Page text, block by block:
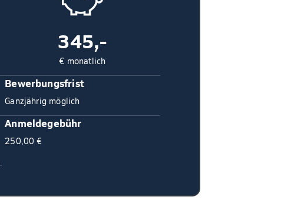
345,-
€ monatlich
Bewerbungsfrist
Ganzjährig möglich
Anmeldegebühr
250,00 €